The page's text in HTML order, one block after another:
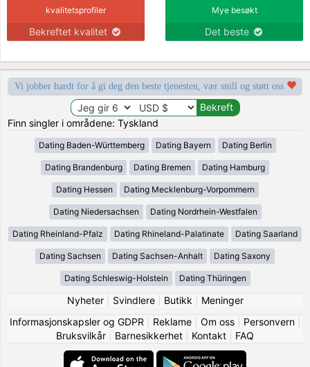
kvalitetsprofiler
Bekreftet kvalitet
Mye besøkt
Det beste
Vi jobber hardt for å gi deg den beste tjenesten, vær snill og støtt oss
Finn singler i områdene: Tyskland
Dating Baden-Württemberg Dating Bayern Dating Berlin
Dating Brandenburg Dating Bremen Dating Hamburg
Dating Hessen Dating Mecklenburg-Vorpommern
Dating Niedersachsen Dating Nordrhein-Westfalen
Dating Rheinland-Pfalz Dating Rhineland-Palatinate Dating Saarland
Dating Sachsen Dating Sachsen-Anhalt Dating Saxony
Dating Schleswig-Holstein Dating Thüringen
Nyheter| Svindlere| Butikk
Meninger
Informasjonskapsler og GDPR
Reklame| Om oss| Personvern|
Bruksvilkår
Barnesikkerhet Kontakt FAQ